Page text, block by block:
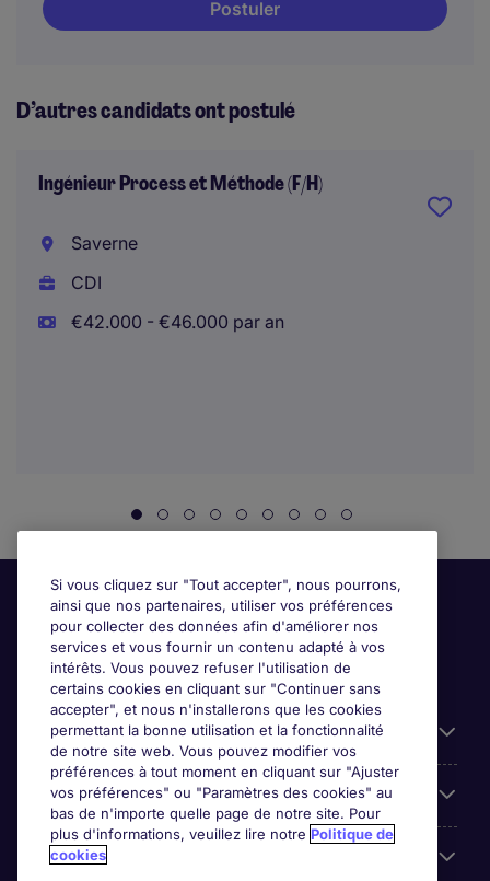
Postuler
D’autres candidats ont postulé
Ingénieur Process et Méthode (F/H)
Saverne
CDI
€42.000 - €46.000 par an
Candidats
Entreprises
Contact
Si vous cliquez sur "Tout accepter", nous pourrons,
ainsi que nos partenaires, utiliser vos préférences
pour collecter des données afin d'améliorer nos
services et vous fournir un contenu adapté à vos
intérêts. Vous pouvez refuser l'utilisation de
certains cookies en cliquant sur "Continuer sans
accepter", et nous n'installerons que les cookies
permettant la bonne utilisation et la fonctionnalité
de notre site web. Vous pouvez modifier vos
préférences à tout moment en cliquant sur "Ajuster
vos préférences" ou "Paramètres des cookies" au
bas de n'importe quelle page de notre site. Pour
plus d'informations, veuillez lire notre Politique de
cookies